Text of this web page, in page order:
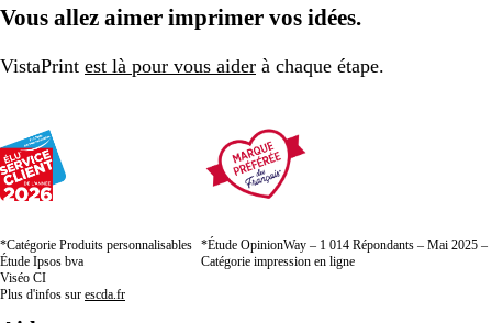
Vous allez aimer imprimer vos idées.
VistaPrint est là pour vous aider à chaque étape.
*Catégorie Produits personnalisables
Étude Ipsos bva
Viséo CI
Plus d'infos sur escda.fr
*Étude OpinionWay – 1 014 Répondants – Mai 2025 –
Catégorie impression en ligne